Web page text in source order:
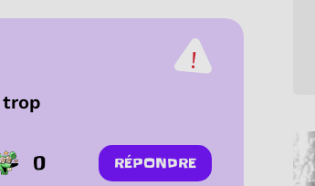
trop
0 RÉPONDRE